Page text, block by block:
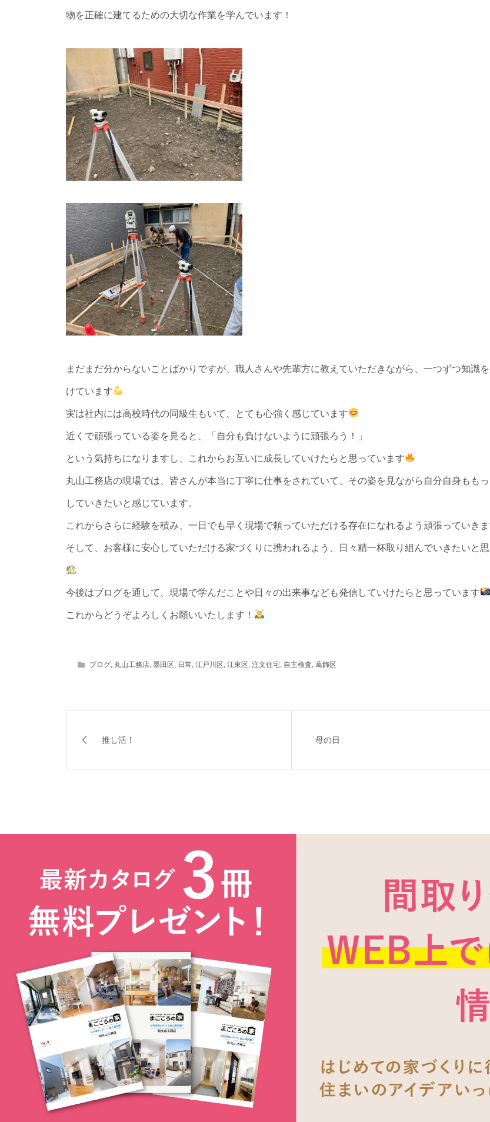
物を正確に建てるための大切な作業を学んでいます！
まだまだ分からないことばかりですが、職人さんや先輩方に教えていただきながら、一つずつ知識
けています
実は社内には高校時代の同級生もいて、とても心強く感じています
近くで頑張っている姿を見ると、「自分も負けないように頑張ろう！」
という気持ちになりますし、これからお互いに成長していけたらと思っています
丸山工務店の現場では、皆さんが本当に丁寧に仕事をされていて、その姿を見ながら自分自身もも
していきたいと感じています。
これからさらに経験を積み、一日でも早く現場で頼っていただける存在になれるよう頑張っていきま
そして、お客様に安心していただける家づくりに携われるよう、日々精一杯取り組んでいきたいと
今後はブログを通して、現場で学んだことや日々の出来事なども発信していけたらと思っています
これからどうぞよろしくお願いいたします！
ブログ, 丸山工務店, 墨田区, 日常, 江戸川区, 江東区, 注文住宅, 自主検査, 葛飾区
推し活！ 母の日